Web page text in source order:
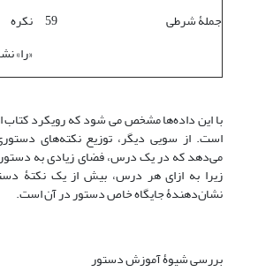
جملۀ شرطی
59 نکره
«را»
با این داده‌ها مشخص می شود که رویکرد
است. از سویی دیگر، توزیع نکته‌های
می‌دهد که در یک درس، فضای زیادی به
زیرا به ازای هر درس، بیش از یک نکتۀ
نشان‌دهندۀ جایگاه خاص دستور در آن است.
بررسی شیوۀ آموزش دستور